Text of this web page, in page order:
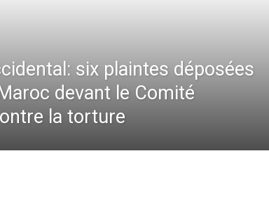
six plaintes déposées
devant le Comité
la torture